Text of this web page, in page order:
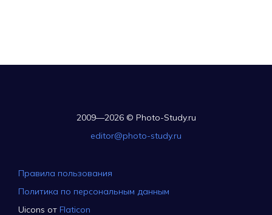
2009—2026 © Photo-Study.ru
editor@photo-study.ru
Правила пользования
Политика по персональным данным
Uicons от Flaticon